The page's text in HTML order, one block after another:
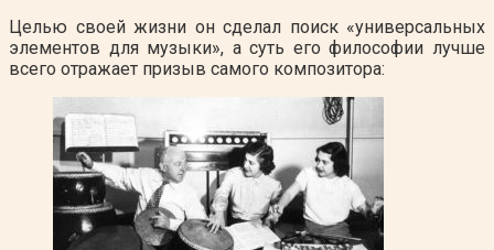
Целью своей жизни он сделал поиск «универсальных
элементов для музыки», а суть его философии лучше
всего отражает призыв самого композитора: